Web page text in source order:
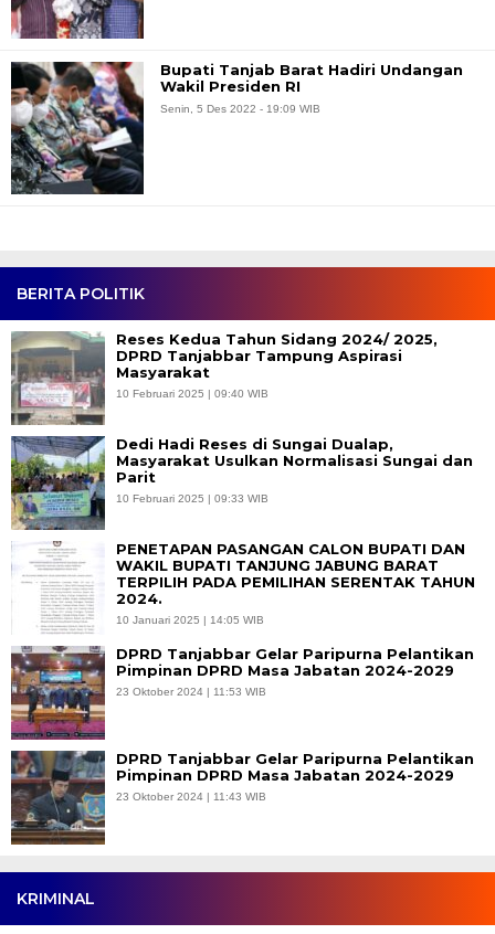
BERITA POLITIK
Reses Kedua Tahun Sidang 2024/ 2025,
DPRD Tanjabbar Tampung Aspirasi
Masyarakat
10 Februari 2025 | 09:40 WIB
Dedi Hadi Reses di Sungai Dualap,
Masyarakat Usulkan Normalisasi Sungai dan
Parit
10 Februari 2025 | 09:33 WIB
PENETAPAN PASANGAN CALON BUPATI DAN
WAKIL BUPATI TANJUNG JABUNG BARAT
TERPILIH PADA PEMILIHAN SERENTAK TAHUN
2024.
10 Januari 2025 | 14:05 WIB
DPRD Tanjabbar Gelar Paripurna Pelantikan
Pimpinan DPRD Masa Jabatan 2024-2029
23 Oktober 2024 | 11:53 WIB
DPRD Tanjabbar Gelar Paripurna Pelantikan
Pimpinan DPRD Masa Jabatan 2024-2029
23 Oktober 2024 | 11:43 WIB
KRIMINAL
Bupati Tanjab Barat Hadiri Undangan
Wakil Presiden RI
Senin, 5 Des 2022 - 19:09 WIB